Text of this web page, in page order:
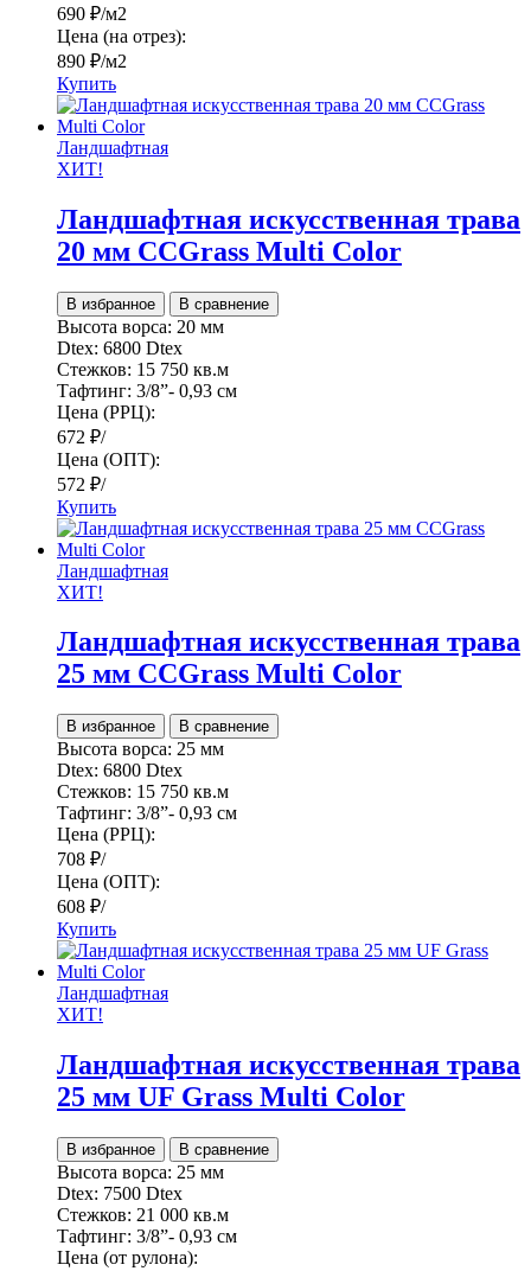
690 ₽/м2
Цена (на отрез):
890 ₽/м2
Купить
Ландшафтная
ХИТ!
Ландшафтная искусственная трава
20 мм CCGrass Multi Color
В избранное В сравнение
Высота ворса: 20 мм
Dtex: 6800 Dtex
Стежков: 15 750 кв.м
Тафтинг: 3/8”- 0,93 см
Цена (РРЦ):
672 ₽/
Цена (ОПТ):
572 ₽/
Купить
Ландшафтная
ХИТ!
Ландшафтная искусственная трава
25 мм CCGrass Multi Color
В избранное В сравнение
Высота ворса: 25 мм
Dtex: 6800 Dtex
Стежков: 15 750 кв.м
Тафтинг: 3/8”- 0,93 см
Цена (РРЦ):
708 ₽/
Цена (ОПТ):
608 ₽/
Купить
Ландшафтная
ХИТ!
Ландшафтная искусственная трава
25 мм UF Grass Multi Color
В избранное В сравнение
Высота ворса: 25 мм
Dtex: 7500 Dtex
Стежков: 21 000 кв.м
Тафтинг: 3/8”- 0,93 см
Цена (от рулона):